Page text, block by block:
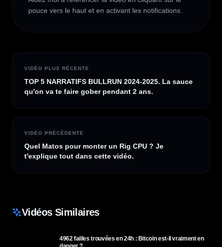
pouce vers le haut et en activant les notifications.
VIDÉO PLUS RÉCENTE
TOP 5 NARRATIFS BULLRUN 2024-2025. La sauce
qu'on va te faire gober pendant 2 ans.
VIDÉO PRÉCÉDENTE
Quel Matos pour monter un Rig CPU ? Je
t'explique tout dans cette vidéo.
Vidéos Similaires
4962 failles trouvées en 24h : Bitcoin est-il vraiment en